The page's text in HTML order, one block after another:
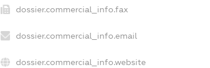
dossier.commercial_info.fax
dossier.commercial_info.email
dossier.commercial_info.website